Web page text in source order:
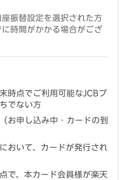
振替設定を選択された方
時間がかかる場合がござ
時点でご利用可能なJCBブ
でない方
お申し込み中・カードの到
おいて、カードが発行され
で、本カード会員様が楽天